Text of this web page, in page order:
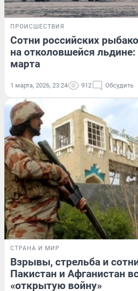
ПРОИСШЕСТВИЯ
Сотни российских
на отколовшейся льдине:
марта
1 марта, 2026, 23:24 912 Обсудить
СТРАНА И МИР
Взрывы, стрельба и
Пакистан и Афганистан
«открытую войну»